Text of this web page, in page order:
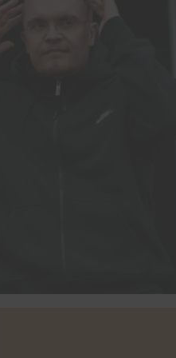
met zijn nieuwe
aanvulling. Op 15